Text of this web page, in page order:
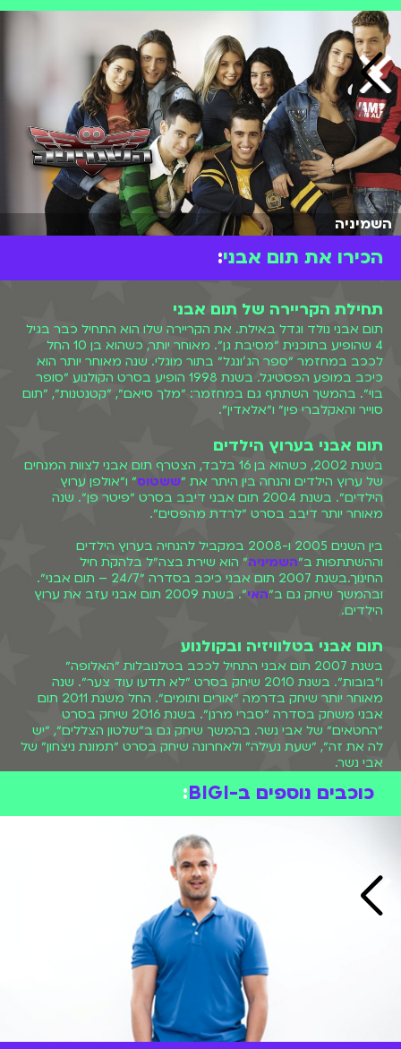
השמיניה
הכירו את תום אבני:
תחילת הקריירה של תום אבני
תום אבני נולד וגדל באילת. את הקריירה שלו הוא התחיל כבר בגיל
4 שהופיע בתוכנית ״מסיבת גן״. מאוחר יותר, כשהוא בן 10 החל
לככב במחזמר ״ספר הג'ונגל״ בתור מוגלי. שנה מאוחר יותר הוא
כיכב במופע הפסטיגל. בשנת 1998 הופיע בסרט הקולנוע ״סופר
בוי״. בהמשך השתתף גם במחזמר: ״מלך סיאם״, ״קטנטנות״, ״תום
סוייר והאקלברי פין״ ו״אלאדין״.
תום אבני בערוץ הילדים
בשנת 2002, כשהוא בן 16 בלבד, הצטרף תום אבני לצוות המנחים
של ערוץ הילדים והנחה בין היתר את ״ששטוס״ ו״אולפן ערוץ
הילדים״. בשנת 2004 תום אבני דיבב בסרט ״פיטר פן״. שנה
מאוחר יותר דיבב בסרט ״לרדת מהפסים״.
בין השנים 2005 ו-2008 במקביל להנחיה בערוץ הילדים
וההשתתפות ב״השמיניה״ הוא שירת בצה״ל בלהקת חיל
החינוך.בשנת 2007 תום אבני כיכב בסדרה ״24/7 – תום אבני״.
ובהמשך שיחק גם ב״האי
״. בשנת 2009 תום אבני עזב את ערוץ
הילדים.
תום אבני בטלוויזיה ובקולנוע
בשנת 2007 תום אבני התחיל לככב בטלנובלות ״האלופה״
ו״בובות״. בשנת 2010 שיחק בסרט ״לא תדעו עוד צער״. שנה
מאוחר יותר שיחק בדרמה ״אורים ותומים״. החל משנת 2011 תום
אבני משחק בסדרה ״סברי מרנן״. בשנת 2016 שיחק בסרט
״החטאים״ של אבי נשר. בהמשך שיחק גם ב״שלטון הצללים״, ״יש
לה את זה״, ״שעת נעילה״ ולאחרונה שיחק בסרט ״תמונת ניצחון״ של
אבי נשר.
כוכבים נוספים ב-BIGI :